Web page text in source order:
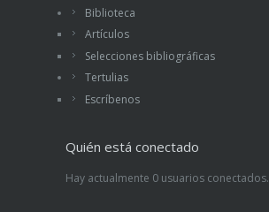
Biblioteca
Artículos
Selecciones bibliográficas
Tertulias
Escríbenos
Quién está conectado
Hay actualmente 0 usuarios conectados.